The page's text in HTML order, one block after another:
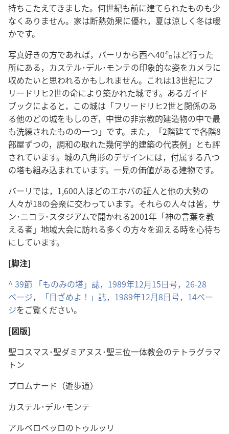
持ちこたえてきました。何世紀も前に建てられたものも少
なくありません。家は断熱効果に優れ，夏は涼しく冬は暖
かです。
写真好きの方であれば，バーリから西へ40㌔ほど行った
所にある，カステル･デル･モンテの印象的な姿をカメラに
収めたいと思われるかもしれません。これは13世紀にフ
リードリヒ2世の命により築かれた城です。あるガイド
ブックによると，この城は「フリードリヒ2世と関係のあ
る他のどの城をもしのぎ，中世の非宗教的建造物の中で最
も洗練されたものの一つ」です。また，「2階建てで各階8
部屋ずつの，調和の取れた幾何学的建築の代表例」とも評
されています。城の八角形のデザインには，付属する八つ
の塔も組み込まれています。一見の価値がある建物です。
バーリでは，1,600人ほどのエホバの証人と他の大勢の
人々が18の会衆に交わっています。それらの人々は皆，サ
ン･ニコラ･スタジアムで開かれる2001年「神の言葉を教
える者」地域大会に訪れる多くの方々を迎える時を心待ち
にしています。
[脚注]
^ 39節 「ものみの塔」誌，1989年12月15日号，26-28
ページ，
「目ざめよ！」誌，1989年12月8日号，14ペー
ジをご覧ください。
[図版]
聖コスマス･聖ダミアヌス･聖三位一体教会のテトラグラマ
トン
プロムナード（遊歩道）
カステル･デル･モンテ
アルベロベッロのトゥルッリ